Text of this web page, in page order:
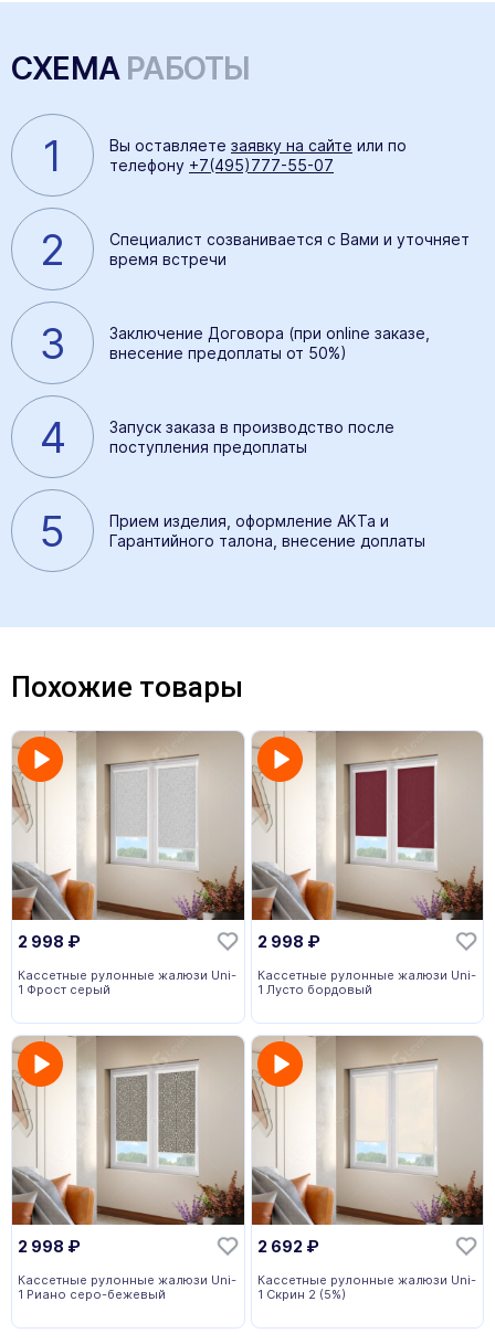
СХЕМАРАБОТЫ
1 Вы оставляете заявку на сайте или по
телефону +7(495)777-55-07
2
Специалист созванивается с Вами и уточняет
время встречи
3
Заключение Договора (при online заказе,
внесение предоплаты от 50%)
4
Запуск заказа в производство после
поступления предоплаты
5
Прием изделия, оформление АКТа и
Гарантийного талона, внесение доплаты
Похожие товары
2 998 ₽
Кассетные рулонные жалюзи Uni-
1 Фрост серый
2 998 ₽
Кассетные рулонные жалюзи Uni-
1 Лусто бордовый
2 998 ₽
Кассетные рулонные жалюзи Uni-
1 Риано серо-бежевый
2 692 ₽
Кассетные рулонные жалюзи Uni-
1 Скрин 2 (5%)